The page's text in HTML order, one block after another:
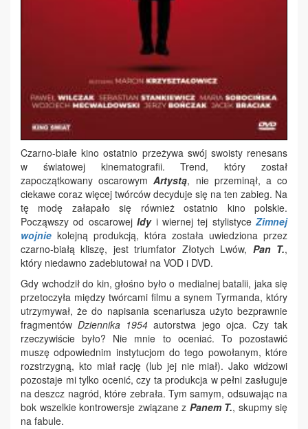
Czarno-białe kino ostatnio przeżywa swój swoisty renesans
w światowej kinematografii. Trend, który został
zapoczątkowany oscarowymArtystą, nie przeminął, a co
ciekawe coraz więcej twórców decyduje się na ten zabieg. Na
tę modę załapało się również ostatnio kino polskie.
Począwszy od oscarowejIdyi wiernej tej stylistyce Zimnej
wojnie kolejną produkcją, która została uwiedziona przez
czarno-białą kliszę, jest triumfator Złotych Lwów, Pan T.,
który niedawno zadebiutował na VOD i DVD.
Gdy wchodził do kin, głośno było o medialnej batalii, jaka się
przetoczyła między twórcami filmu a synem Tyrmanda, który
utrzymywał, że do napisania scenariusza użyto bezprawnie
fragmentówDziennika 1954 autorstwa jego ojca. Czy tak
rzeczywiście było? Nie mnie to oceniać. To pozostawić
muszę odpowiednim instytucjom do tego powołanym, które
rozstrzygną, kto miał rację (lub jej nie miał). Jako widzowi
pozostaje mi tylko ocenić, czy ta produkcja w pełni zasługuje
na deszcz nagród, które zebrała. Tym samym, odsuwając na
bok wszelkie kontrowersje związane z Panem T., skupmy się
na fabule.